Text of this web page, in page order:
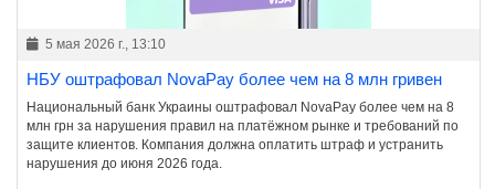
5 мая 2026 г., 13:10
НБУ оштрафовал NovaPay более чем на 8 млн гривен
Национальный банк Украины оштрафовал NovaPay более чем на 8
млн грн за нарушения правил на платёжном рынке и требований по
защите клиентов. Компания должна оплатить штраф и устранить
нарушения до июня 2026 года.